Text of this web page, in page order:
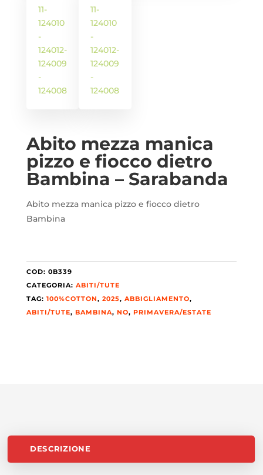
Abito mezza manica
pizzo e fiocco dietro
Bambina – Sarabanda
Abito mezza manica pizzo e fiocco dietro
Bambina
COD: 0B339
CATEGORIA: ABITI/TUTE
TAG: 100%COTTON, 2025, ABBIGLIAMENTO,
ABITI/TUTE, BAMBINA, NO, PRIMAVERA/ESTATE
DESCRIZIONE